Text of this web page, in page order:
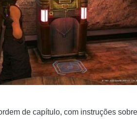
de capítulo, com instruções